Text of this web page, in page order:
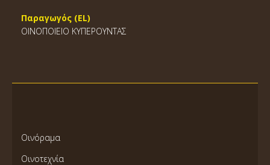
Παραγωγός (EL)
ΟΙΝΟΠΟΙΕΙΟ ΚΥΠΕΡΟΥΝΤΑΣ
Οινόραμα
Οινοτεχνία